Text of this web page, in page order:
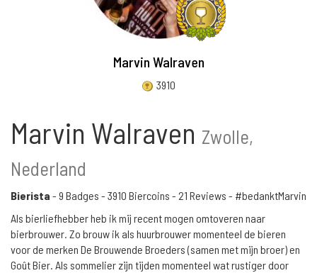
Marvin Walraven
3910
Marvin Walraven Zwolle,
Nederland
Bierista - 9 Badges - 3910 Biercoins - 21 Reviews - #bedanktMarvin
Als bierliefhebber heb ik mij recent mogen omtoveren naar
bierbrouwer. Zo brouw ik als huurbrouwer momenteel de bieren
voor de merken De Brouwende Broeders (samen met mijn broer) en
Goût Bier. Als sommelier zijn tijden momenteel wat rustiger door